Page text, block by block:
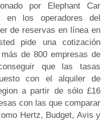
por Elephant Car
en los operadores del
de reservas en línea en
pide una cotización
de 800 empresas de
que las tasas
con el alquiler de
a partir de sólo £16
con las que comparar
Hertz, Budget, Avis y